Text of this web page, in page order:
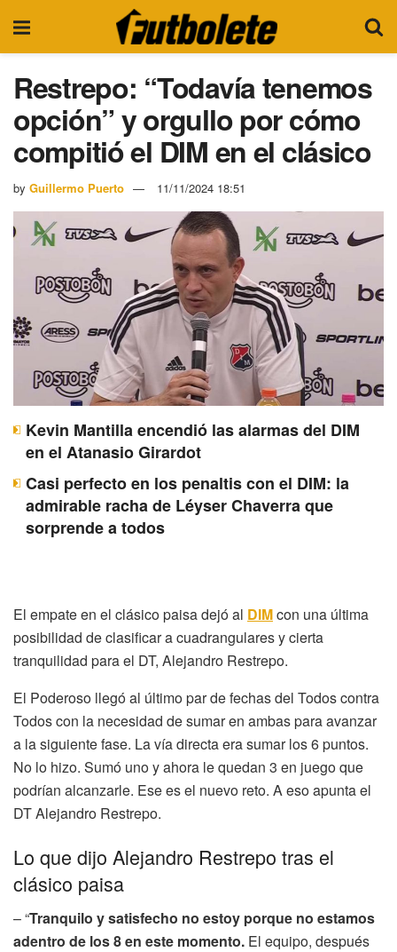
Restrepo: “Todavía tenemos
opción” y orgullo por cómo
compitió el DIM en el clásico
by Guillermo Puerto 11/11/2024 18:51
Kevin Mantilla encendió las alarmas del DIM
en el Atanasio Girardot
Casi perfecto en los penaltis con el DIM: la
admirable racha de Léyser Chaverra que
sorprende a todos
El empate en el clásico paisa dejó al DIMcon una última
posibilidad de clasificar a cuadrangulares y cierta
tranquilidad para el DT, Alejandro Restrepo.
El Poderoso llegó al último par de fechas del Todos contra
Todos con la necesidad de sumar en ambas para avanzar
a la siguiente fase. La vía directa era sumar los 6 puntos.
No lo hizo. Sumó uno y ahora le quedan 3 en juego que
podrían alcanzarle. Ese es el nuevo reto. A eso apunta el
DT Alejandro Restrepo.
Lo que dijo Alejandro Restrepo tras el
clásico paisa
– “Tranquilo y satisfecho no estoy porque no estamos
adentro de los 8 en este momento. El equipo, después